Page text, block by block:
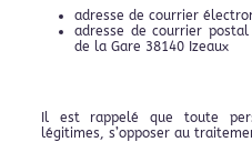
adresse de courrier
adresse de courrier
de la Gare 38140 Izeaux
Il est rappelé que toute
légitimes, s’opposer au